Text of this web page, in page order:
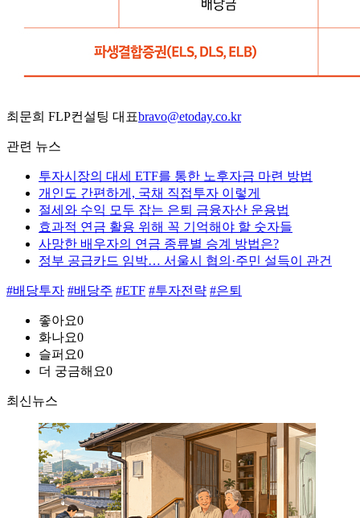
최문희 FLP컨설팅 대표bravo@etoday.co.kr
관련 뉴스
투자시장의 대세 ETF를 통한 노후자금 마련 방법
개인도 간편하게, 국채 직접투자 이렇게
절세와 수익 모두 잡는 은퇴 금융자산 운용법
효과적 연금 활용 위해 꼭 기억해야 할 숫자들
사망한 배우자의 연금 종류별 승계 방법은?
정부 공급카드 임박… 서울시 협의·주민 설득이 관건
#배당투자 #배당주 #ETF #투자전략 #은퇴
좋아요0
화나요0
슬퍼요0
더 궁금해요0
최신뉴스